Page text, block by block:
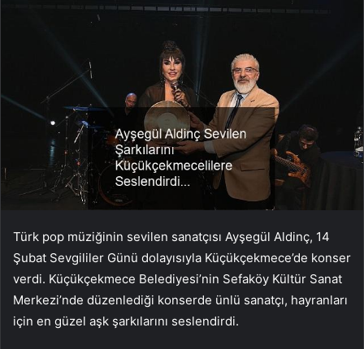
Türk pop müziğinin sevilen sanatçısı Ayşegül Aldinç, 14
Şubat Sevgililer Günü dolayısıyla Küçükçekmece’de konser
verdi. Küçükçekmece Belediyesi’nin Sefaköy Kültür Sanat
Merkezi’nde düzenlediği konserde ünlü sanatçı, hayranları
için en güzel aşk şarkılarını seslendirdi.